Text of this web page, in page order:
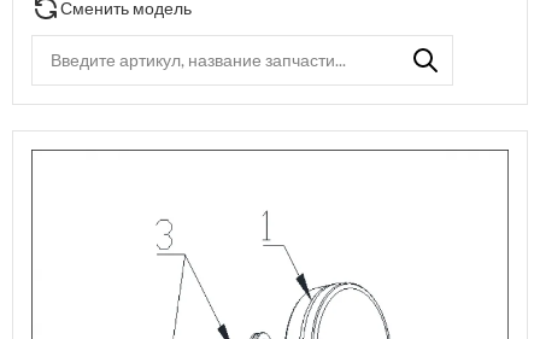
Сменить модель